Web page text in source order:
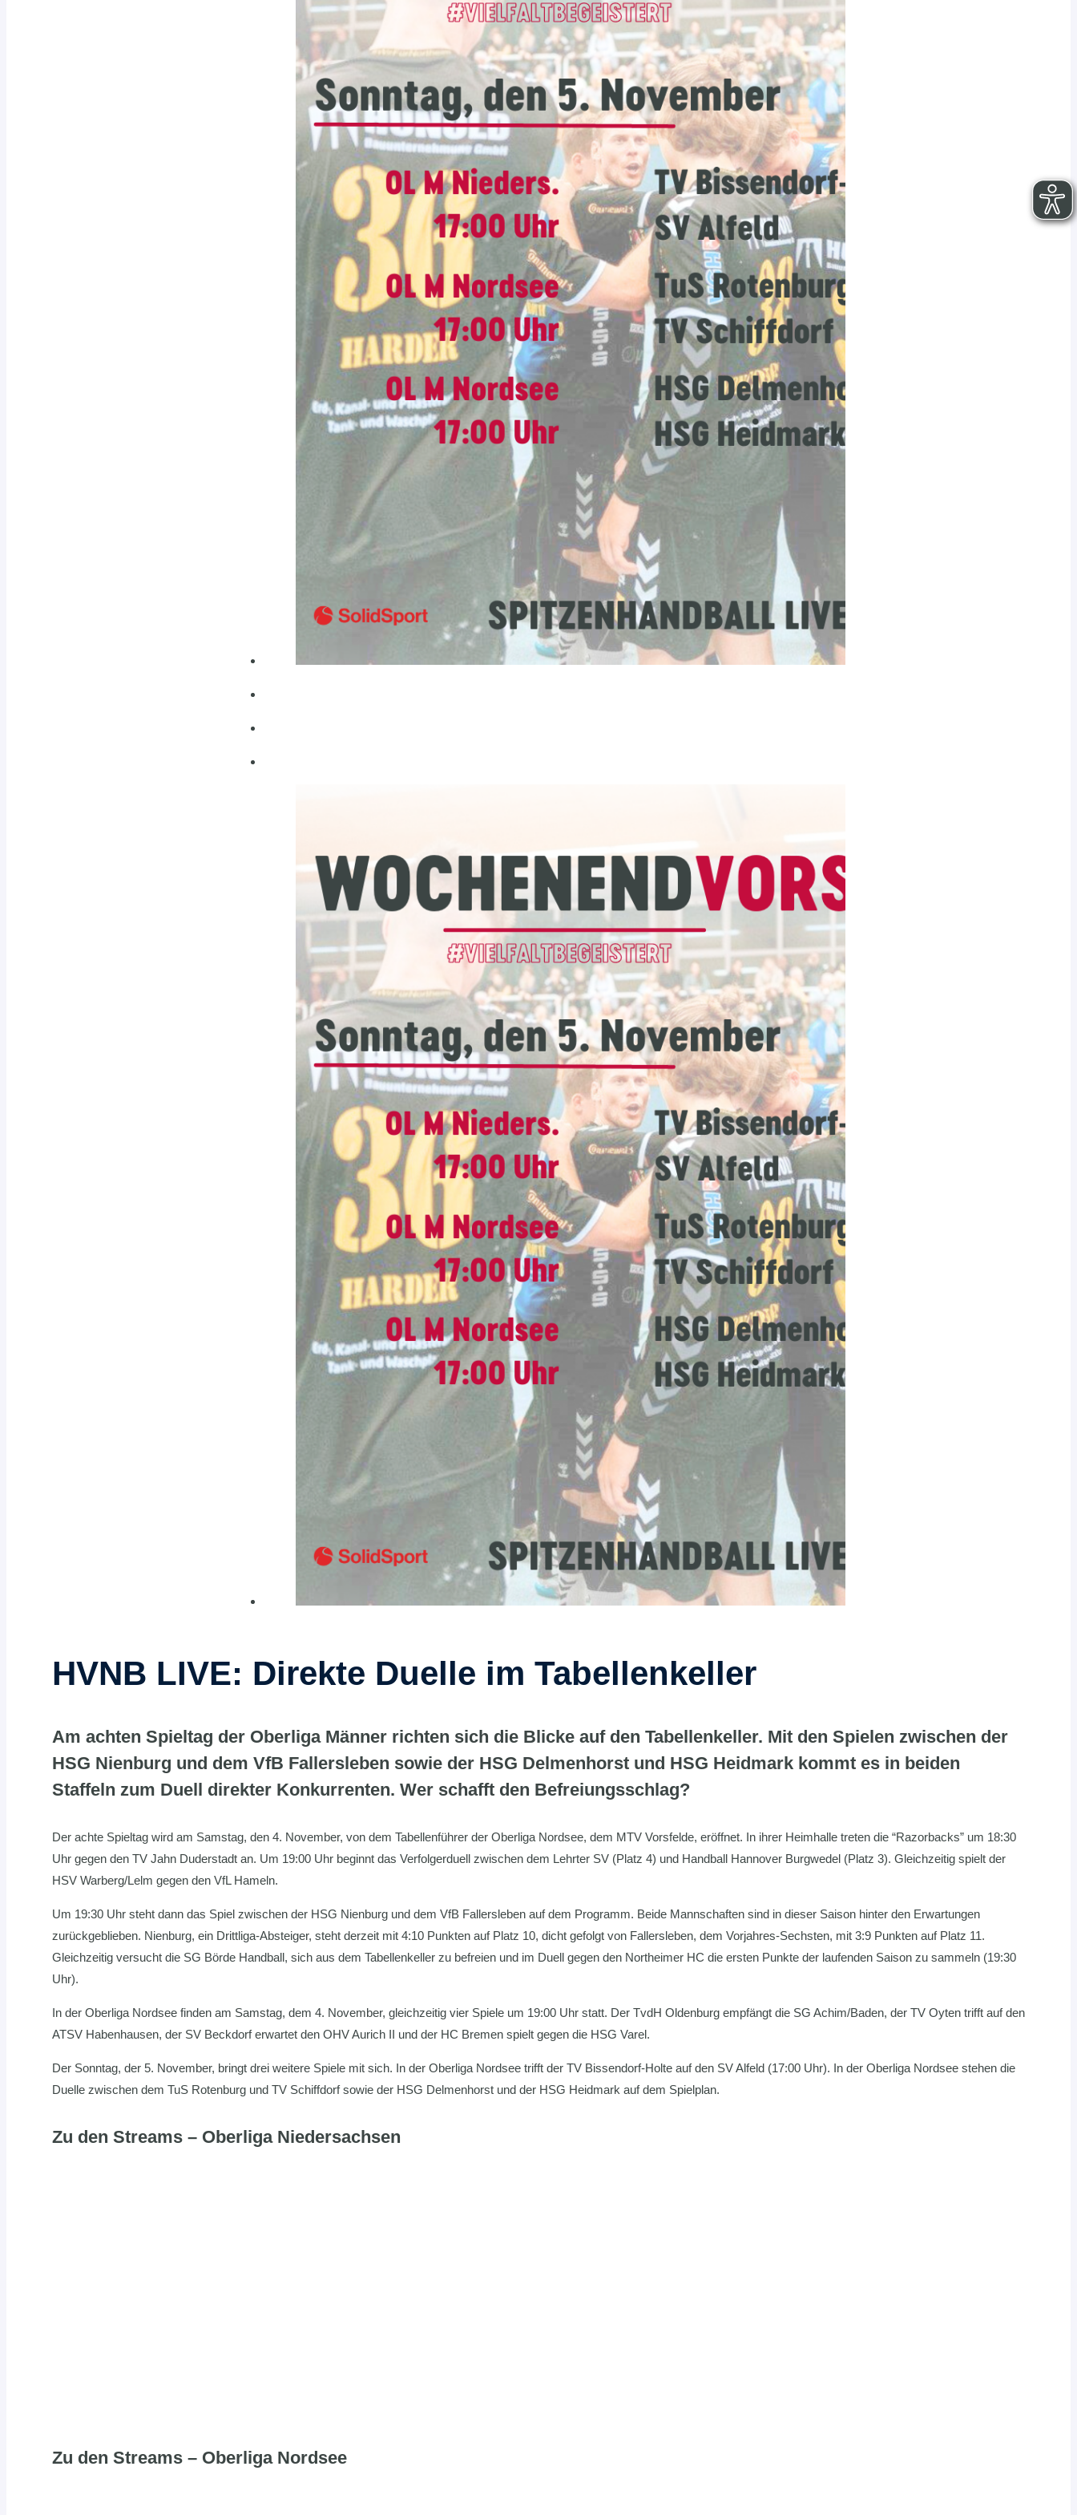
HVNB LIVE: Direkte Duelle im Tabellenkeller
Am achten Spieltag der Oberliga Männer richten sich die Blicke auf den Tabellenkeller. Mit den Spielen zwischen der
HSG Nienburg und dem VfB Fallersleben sowie der HSG Delmenhorst und HSG Heidmark kommt es in beiden
Staffeln zum Duell direkter Konkurrenten. Wer schafft den Befreiungsschlag?
Der achte Spieltag wird am Samstag, den 4. November, von dem Tabellenführer der Oberliga Nordsee, dem MTV Vorsfelde, eröffnet. In ihrer Heimhalle treten die “Razorbacks” um 18:30
Uhr gegen den TV Jahn Duderstadt an. Um 19:00 Uhr beginnt das Verfolgerduell zwischen dem Lehrter SV (Platz 4) und Handball Hannover Burgwedel (Platz 3). Gleichzeitig spielt der
HSV Warberg/Lelm gegen den VfL Hameln.
Um 19:30 Uhr steht dann das Spiel zwischen der HSG Nienburg und dem VfB Fallersleben auf dem Programm. Beide Mannschaften sind in dieser Saison hinter den Erwartungen
zurückgeblieben. Nienburg, ein Drittliga-Absteiger, steht derzeit mit 4:10 Punkten auf Platz 10, dicht gefolgt von Fallersleben, dem Vorjahres-Sechsten, mit 3:9 Punkten auf Platz 11.
Gleichzeitig versucht die SG Börde Handball, sich aus dem Tabellenkeller zu befreien und im Duell gegen den Northeimer HC die ersten Punkte der laufenden Saison zu sammeln (19:30
Uhr).
In der Oberliga Nordsee finden am Samstag, dem 4. November, gleichzeitig vier Spiele um 19:00 Uhr statt. Der TvdH Oldenburg empfängt die SG Achim/Baden, der TV Oyten trifft auf den
ATSV Habenhausen, der SV Beckdorf erwartet den OHV Aurich II und der HC Bremen spielt gegen die HSG Varel.
Der Sonntag, der 5. November, bringt drei weitere Spiele mit sich. In der Oberliga Nordsee trifft der TV Bissendorf-Holte auf den SV Alfeld (17:00 Uhr). In der Oberliga Nordsee stehen die
Duelle zwischen dem TuS Rotenburg und TV Schiffdorf sowie der HSG Delmenhorst und der HSG Heidmark auf dem Spielplan.
Zu den Streams – Oberliga Niedersachsen
Zu den Streams – Oberliga Nordsee